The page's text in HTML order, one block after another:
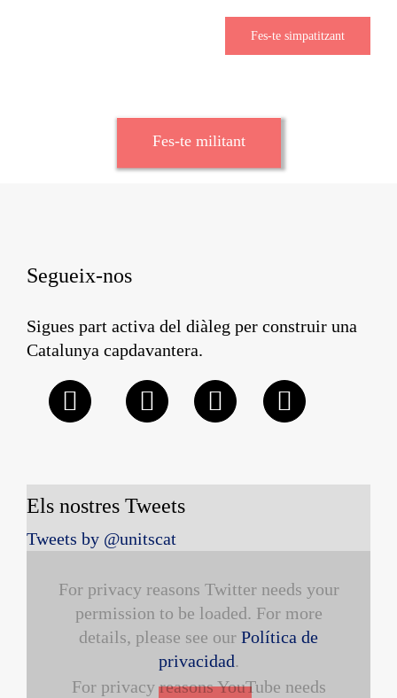
Fes-te simpatitzant
Fes-te militant
Segueix-nos
Sigues part activa del diàleg per construir una
Catalunya capdavantera.
Els nostres Tweets
Tweets by @unitscat
For privacy reasons Twitter needs your
permission to be loaded. For more
details, please see our Política de
privacidad.
For privacy reasons YouTube needs